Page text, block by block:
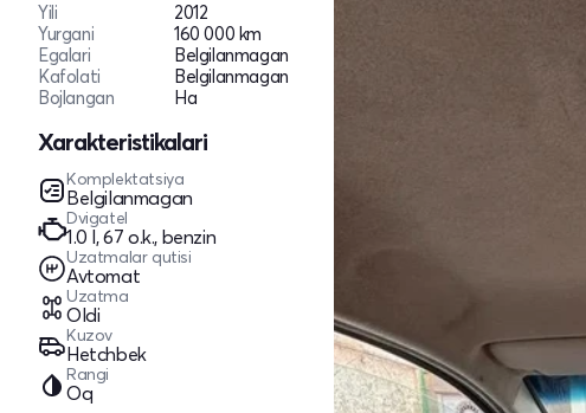
Yili
2012
Yurgani
160 000 km
Egalari
Belgilanmagan
Kafolati
Belgilanmagan
Bojlangan
Ha
Xarakteristikalari
Komplektatsiya
Belgilanmagan
Dvigatel
1.0 l, 67 o.k., benzin
Uzatmalar qutisi
Avtomat
Uzatma
Oldi
Kuzov
Hetchbek
Rangi
Oq